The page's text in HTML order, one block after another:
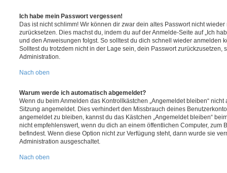
Ich habe mein Passwort vergessen!
Das ist nicht schlimm! Wir können dir zwar dein altes Passwort nicht
zurücksetzen. Dies machst du, indem du auf der Anmelde-Seite auf „Ich
und den Anweisungen folgst. So solltest du dich schnell wieder anmelden
Solltest du trotzdem nicht in der Lage sein, dein Passwort zurückzusetzen,
Administration.
Nach oben
Warum werde ich automatisch abgemeldet?
Wenn du beim Anmelden das Kontrollkästchen „Angemeldet bleiben“
Sitzung angemeldet. Dies verhindert den Missbrauch deines
angemeldet zu bleiben, kannst du das Kästchen „Angemeldet bleiben“
nicht empfehlenswert, wenn du dich an einem öffentlichen Computer, zum
befindest. Wenn diese Option nicht zur Verfügung steht, dann wurde sie
Administration ausgeschaltet.
Nach oben